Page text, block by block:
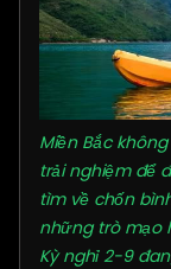
Miền Bắc
trải nghiệm để
tìm về chốn
những trò mạo
Kỳ nghỉ 2-9